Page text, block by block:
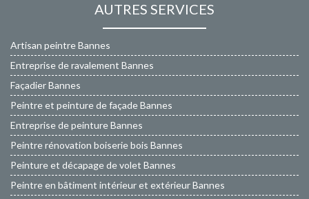
AUTRES SERVICES
Artisan peintre Bannes
Entreprise de ravalement Bannes
Façadier Bannes
Peintre et peinture de façade Bannes
Entreprise de peinture Bannes
Peintre rénovation boiserie bois Bannes
Peinture et décapage de volet Bannes
Peintre en bâtiment intérieur et extérieur Bannes